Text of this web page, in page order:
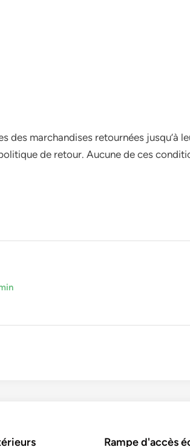
des marchandises retournées jusqu’à
de retour. Aucune de ces
Rampe d'accès